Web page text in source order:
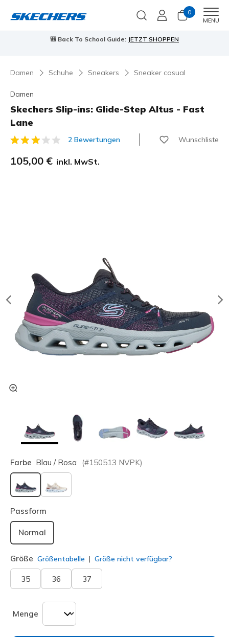
0
MENU
90 Tage kostenlose RückgabeJetzt anmelden
Damen Schuhe Sneakers Sneaker casual
Damen
Skechers Slip-ins: Glide-Step Altus - Fast
Lane
3,4 von 5 Kundenbewertungen
2 Bewertungen Wunschliste
105,00 € inkl. MwSt.
Farbe Blau / Rosa (#150513 NVPK)
ausgewählt
Passform
Normal
Größe Größentabelle Größe nicht verfügbar?
35 36 37
Menge